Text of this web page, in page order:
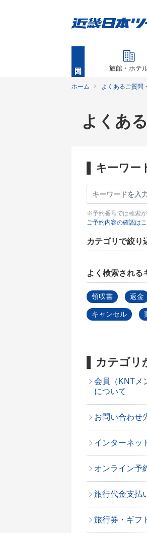
旅館・ホテ
ホーム よくあるご質問
よくあ
キーワー
※予約番号では検索が
ご予約内容の確認は
カテゴリで絞り
よく検索される
領収書 返金
キャンセル
カテゴリ
会員（KNTメ
について
お問い合わせ
インターネッ
オンライン予
旅行代金支払
旅行券・ギフ